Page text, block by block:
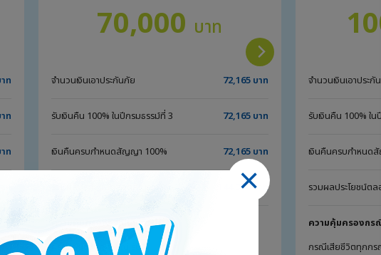
ท
ท
ท
70,000 บาท
จำนวนเงินเอาประกันภัย 72,165 บาท
รับเงินคืน 100% ในปีกรมธรรม์ที่ 3 72,165 บาท
เงินคืนครบกำหนดสัญญา 100% 72,165 บาท
144,330 บาท
ความคุ้มครองกรณีเสียชีวิต
กรณีเสียชีวิตทุกกรณี รับ*
จำนวนเงินเอาประกั
รับเงินคืน 100% ใ
เงินคืนครบกำหนด
รวมผลประโยชน์
ความคุ้มครองกร
กรณีเสียชีวิตทุกก